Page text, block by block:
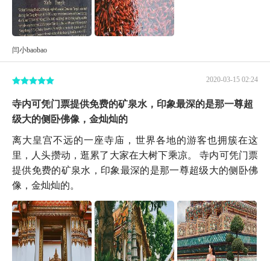
闫小baobao
2020-03-15 02:24
寺内可凭门票提供免费的矿泉水，印象最深的是那一尊超
级大的侧卧佛像，金灿灿的
离大皇宫不远的一座寺庙，世界各地的游客也拥簇在这
里，人头攒动，逛累了大家在大树下乘凉。 寺内可凭门票
提供免费的矿泉水，印象最深的是那一尊超级大的侧卧佛
像，金灿灿的。